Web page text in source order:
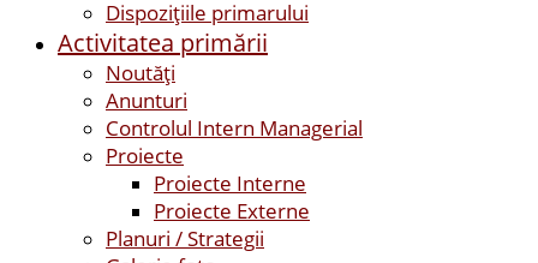
Dispozițiile primarului
Activitatea primării
Noutăți
Anunturi
Controlul Intern Managerial
Proiecte
Proiecte Interne
Proiecte Externe
Planuri / Strategii